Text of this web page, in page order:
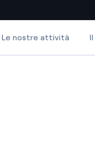
Le nostre attività